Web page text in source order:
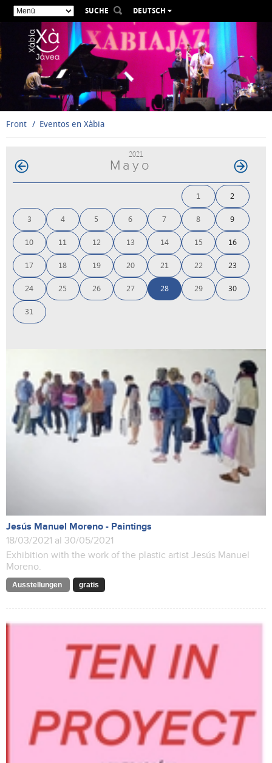
SUCHE
DEUTSCH
ESPAÑOL
VALENCIÀ
FRANÇAIS
РУССКИЙ
Front Eventos en Xàbia
2021
Mayo
1 2
3 4 5 6 7 8 9
10 11 12 13 14 15 16
17 18 19 20 21 22 23
24 25 26 27 28 29 30
31
Jesús Manuel Moreno - Paintings
18/03/2021 al 30/05/2021
Exhibition with the work of the plastic artist Jesús Manuel
Moreno.
Ausstellungen gratis